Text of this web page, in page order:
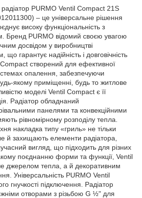
PURMO Ventil Compact 21S
– це універсальне рішення
високу функціональність з
Бренд PURMO відомий своєю увагою
досвідом у виробництві
гарантує надійність і довговічність
Compact створений для ефективної
опалення, забезпечуючи
якому приміщенні, будь то житлове
моделі Ventil Compact є її
Радіатор обладнаний
панелями та конвекційними
рівномірному розподілу тепла.
накладка типу «гриль» не тільки
й захищають елементи радіатора,
вигляд, що підходить для різних
поєднанню форми та функції, Ventil
джерелом тепла, а й декоративним
Універсальність PURMO Ventil
гнучкості підключення. Радіатор
отворами з різьбою G ½" для